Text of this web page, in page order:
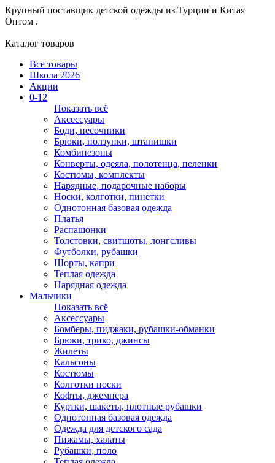
Крупный поставщик детской одежды из Турции и Китая
Оптом .
Каталог товаров
Все товары
Школа 2026
Акции
0-12
Показать всё
Аксессуары
Боди, песочники
Брюки, ползунки, штанишки
Комбинезоны
Конверты, одеяла, полотенца, пеленки
Костюмы, комплекты
Нарядные, подарочные наборы
Носки, колготки, пинетки
Однотонная базовая одежда
Платья
Распашонки
Толстовки, свитшоты, лонгсливы
Футболки, рубашки
Шорты, капри
Теплая одежда
Нарядная одежда
Мальчики
Показать всё
Аксессуары
Бомберы, пиджаки, рубашки-обманки
Брюки, трико, джинсы
Жилеты
Кальсоны
Костюмы
Колготки носки
Кофты, джемпера
Куртки, шакеты, плотные рубашки
Однотонная базовая одежда
Одежда для детского сада
Пижамы, халаты
Рубашки, поло